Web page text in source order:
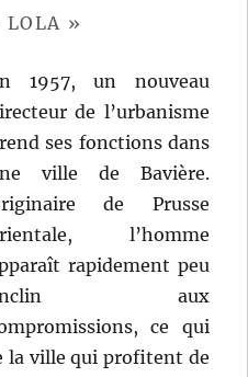
»
1957, un nouveau
de l’urbanisme
ses fonctions dans
ville de Bavière.
de Prusse
l’homme
rapidement peu
aux
ce qui
la ville qui profitent de